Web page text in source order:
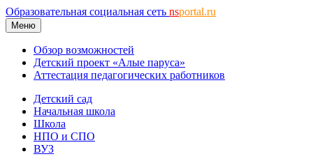
Образовательная социальная сеть nsportal.ru
Меню
Обзор возможностей
Детский проект «Алые паруса»
Аттестация педагогических работников
Детский сад
Начальная школа
Школа
НПО и СПО
ВУЗ